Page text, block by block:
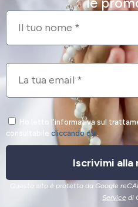
Ho letto l'informativa sul
consultabile cliccando qui.
Iscrivimi
Questo sito è protetto da Google
Service di